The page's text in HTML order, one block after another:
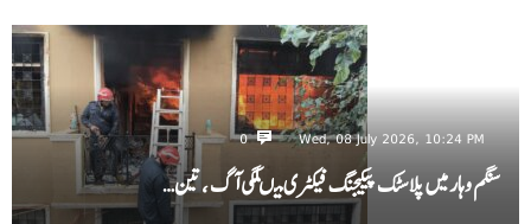
Wed, 08 July 2026, 10:24 PM
0
سنگم وہار میں پلاسٹک پیکیجنگ فیکٹری میںلگی آگ ، تین…